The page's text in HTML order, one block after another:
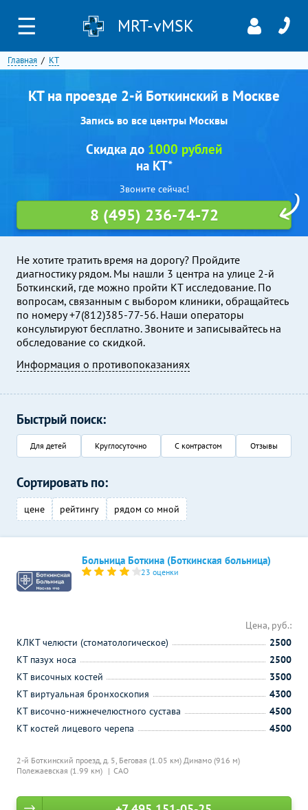
☰ MRT-vMSK
Главная КТ
КТ на проезде 2-й Боткинский в Москве
Запись во все центры Москвы
Не хотите тратить время на дорогу? Пройдите
диагностику рядом. Мы нашли 3 центра на улице 2-й
Боткинский, где можно пройти КТ исследование. По
вопросам, связанным с выбором клиники, обращайтесь
по номеру +7(812)385-77-56. Наши операторы
консультируют бесплатно. Звоните и записывайтесь на
обследование со скидкой.
Информация о противопоказаниях
Скидка до 1000 рублей
на КТ*
Звоните сейчас!
8 (495) 236-74-72
Быстрый поиск:
Для детей Круглосуточно С контрастом Отзывы
Сортировать по:
цене рейтингу рядом со мной
Больница Боткина (Боткинская больница)
23 оценки
2-й Боткинский проезд, д. 5, Беговая (1.05 км) Динамо (916 м)
Полежаевская (1.99 км)
САО
Цена, руб.:
КЛКТ челюсти (стоматологическое)
2500
КТ пазух носа
2500
КТ височных костей
3500
КТ виртуальная бронхоскопия
4300
КТ височно-нижнечелюстного сустава
4500
КТ костей лицевого черепа
4500